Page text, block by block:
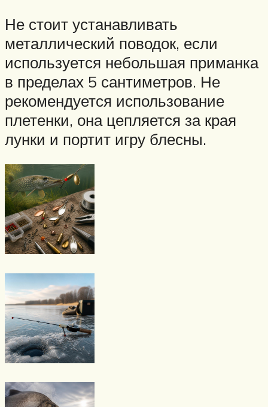
Не стоит устанавливать
металлический поводок, если
используется небольшая приманка
в пределах 5 сантиметров. Не
рекомендуется использование
плетенки, она цепляется за края
лунки и портит игру блесны.